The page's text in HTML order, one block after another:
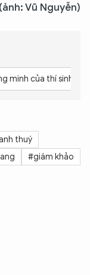
Vũ Nguyễn)
minh của thí sinh?
thuý
#giám khảo